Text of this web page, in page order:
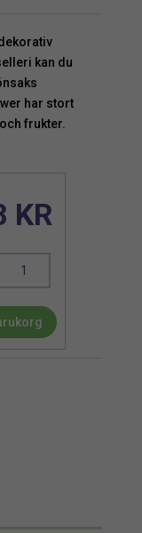
kan du
har stort
frukter.
KR
Selleri